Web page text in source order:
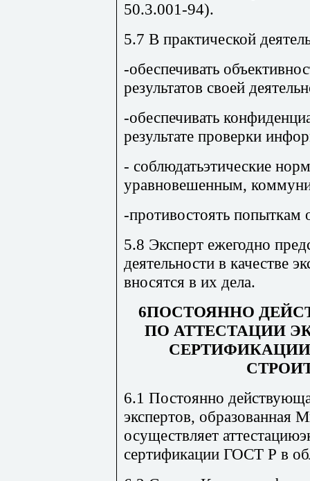
50.3.001-94).
5.7 В практической
-обеспечивать
результатов своей
-обеспечивать
результате проверки
- соблюдатьэтические
уравнове­шен­ным,
-противостоять попыткам
5.8 Эксперт ежегодно
деятельности в качестве
вносятся в их дела.
6ПОСТОЯННО
ПО АТТЕСТАЦИИ
6.1 Постоянно
экспертов, образованная
осуществляет
сертификации ГОСТ Р в